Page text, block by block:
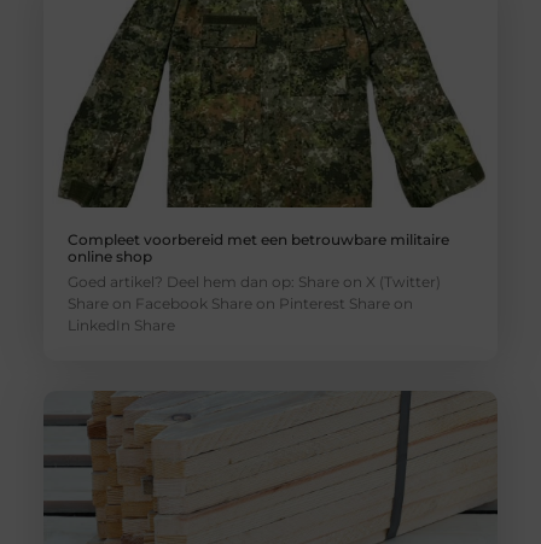
Compleet voorbereid met een betrouwbare militaire
online shop
Goed artikel? Deel hem dan op: Share on X (Twitter)
Share on Facebook Share on Pinterest Share on
LinkedIn Share